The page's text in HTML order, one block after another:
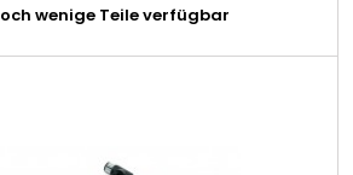
wenige Teile verfügbar